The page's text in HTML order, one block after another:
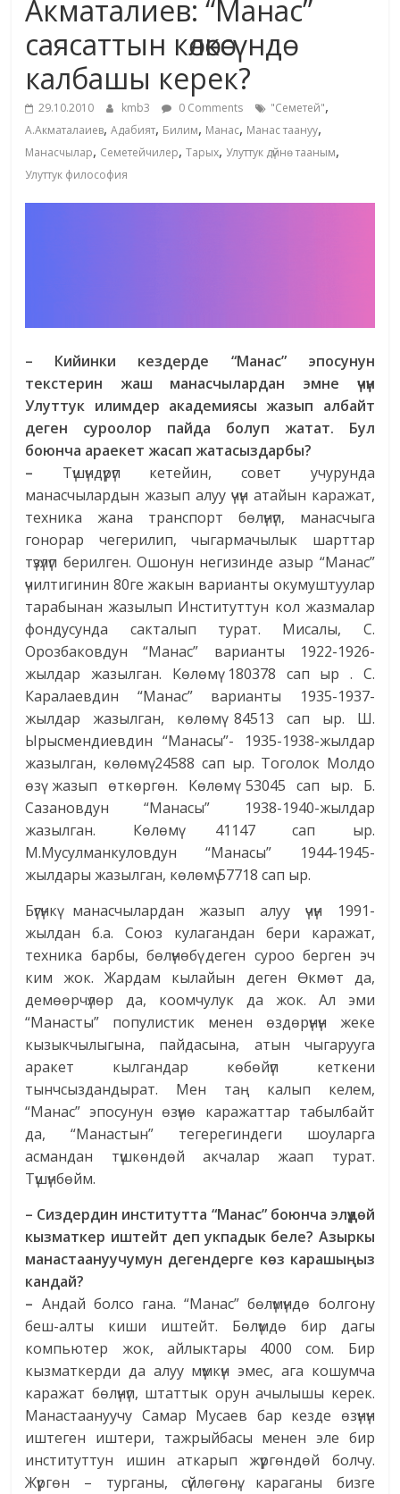
жана
адабияты
Акматалиев: “Манас”
саясаттын көлөкөсүндө
калбашы керек?
29.10.2010 kmb3 0 Comments "Семетей",
А.Акматалаиев,Адабият, Билим, Манас, Манас таануу,
Манасчылар, Семетейчилер,Тарых, Улуттук дүйнө тааным,
Улуттук философия
– Кийинки кездерде “Манас” эпосунун
текстерин жаш манасчылардан эмне үчүн
Улуттук илимдер академиясы жазып албайт
деген суроолор пайда болуп жатат. Бул
боюнча араекет жасап жатасыздарбы?
– Түшүндүрүп кетейин, совет учурунда
манасчылардын жазып алуу үчүн атайын каражат,
техника жана транспорт бөлүнүп, манасчыга
гонорар чегерилип, чыгармачылык шарттар
түзүлүп берилген. Ошонун негизинде азыр “Манас”
үчилтигинин 80ге жакын варианты окумуштуулар
тарабынан жазылып Институттун кол жазмалар
фондусунда сакталып турат. Мисалы, С.
Орозбаковдун “Манас” варианты 1922-1926-
жылдар жазылган. Көлөмү 180378 сап ыр . С.
Каралаевдин “Манас” варианты 1935-1937-
жылдар жазылган, көлөмү 84513 сап ыр. Ш.
Ырысмендиевдин “Манасы”- 1935-1938-жылдар
жазылган, көлөмү 24588 сап ыр. Тоголок Молдо
өзү жазып өткөргөн. Көлөмү 53045 сап ыр. Б.
Сазановдун “Манасы” 1938-1940-жылдар
жазылган. Көлөмү 41147 сап ыр.
М.Мусулманкуловдун “Манасы” 1944-1945-
жылдары жазылган, көлөмү 57718 сап ыр.
Бүгүнкү манасчылардан жазып алуу үчүн 1991-
жылдан б.а. Союз кулагандан бери каражат,
техника барбы, бөлүнөбү деген суроо берген эч
ким жок. Жардам кылайын деген Өкмөт да,
демөөрчүлөр да, коомчулук да жок. Ал эми
“Манасты” популистик менен өздөрүнүн жеке
кызыкчылыгына, пайдасына, атын чыгарууга
аракет кылгандар көбөйүп кеткени
тынчсыздандырат. Мен таң калып келем,
“Манас” эпосунун өзүнө каражаттар табылбайт
да, “Манастын” тегерегиндеги шоуларга
асмандан түшкөндөй акчалар жаап турат.
Түшүнбөйм.
– Сиздердин институтта “Манас” боюнча элүүдөй
кызматкер иштейт деп укпадык беле? Азыркы
манастаануучумун дегендерге көз карашыңыз
кандай?
– Андай болсо гана. “Манас” бөлүмүндө болгону
беш-алты киши иштейт. Бөлүмдө бир дагы
компьютер жок, айлыктары 4000 сом. Бир
кызматкерди да алуу мүмкүн эмес, ага кошумча
каражат бөлүнүп, штаттык орун ачылышы керек.
Манастаануучу Самар Мусаев бар кезде өзүнүн
иштеген иштери, тажрыйбасы менен эле бир
институттун ишин аткарып жүргөндөй болчу.
Жүргөн – турганы, сүйлөгөнү, караганы бизге